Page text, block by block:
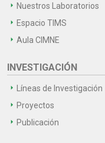
Nuestros Laboratorios
Espacio TIMS
Aula CIMNE
INVESTIGACIÓN
Líneas de Investigación
Proyectos
Publicación